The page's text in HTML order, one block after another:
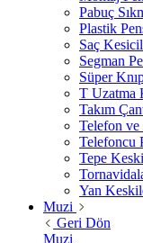
Pabuç
Plastik
Saç
Segman
Süper
T Uzatma
Takım
Telefon ve
Telefoncu
Tepe
Yan
Muzi
Geri Dön
Muzi